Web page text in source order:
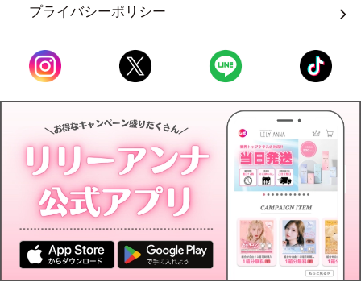
プライバシーポリシー